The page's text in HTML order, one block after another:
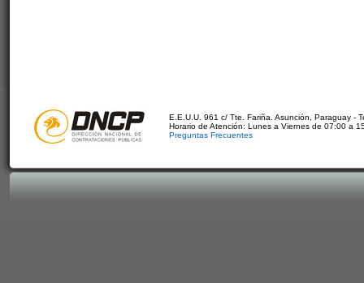
E.E.U.U. 961 c/ Tte. Fariña. Asunción, Paraguay -
Horario de Atención: Lunes a Viernes de 07:00 a
Preguntas Frecuentes